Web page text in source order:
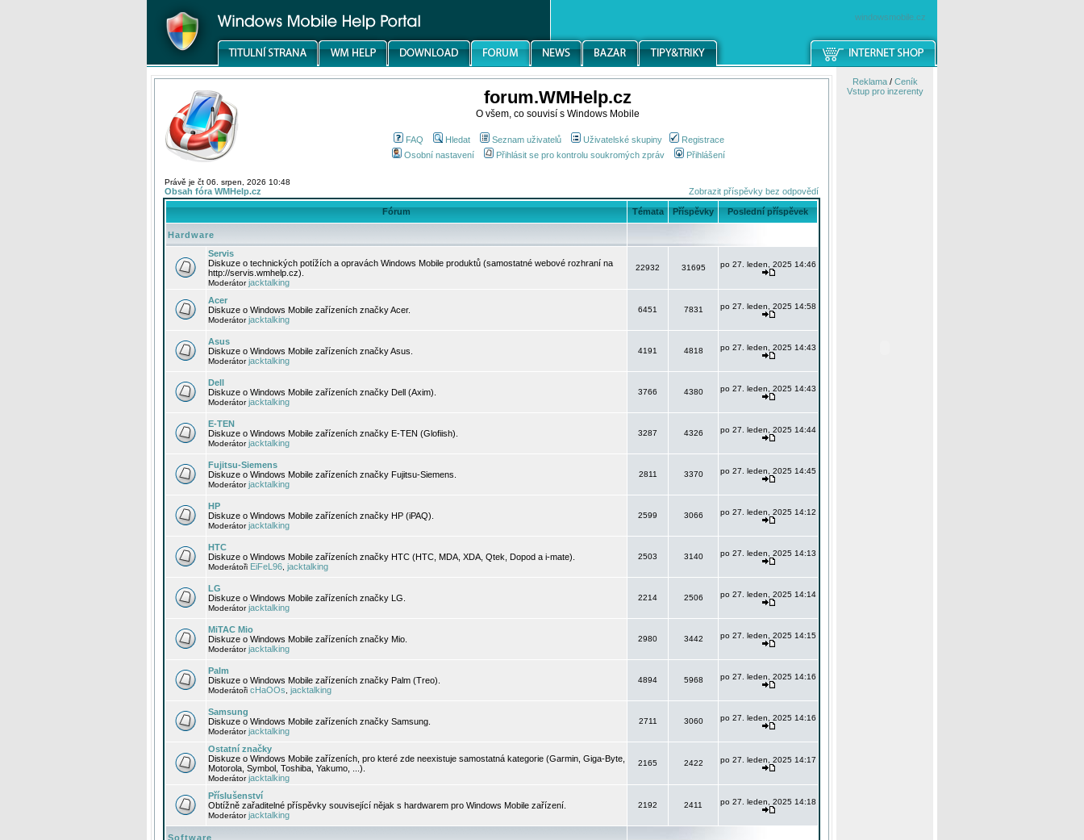
windowsmobile.cz
forum.WMHelp.cz
O všem, co souvisí s Windows Mobile
FAQ Hledat Seznam uživatelů Uživatelské skupiny
Registrace
Osobní nastavení
Přihlásit se pro kontrolu soukromých zpráv Přihlášení
Právě je čt 06. srpen, 2026 10:48
Obsah fóra WMHelp.cz Zobrazit příspěvky bez odpovědí
Fórum Témata Příspěvky Poslední příspěvek
Hardware
Servis
Diskuze o technických potížích a opravách Windows Mobile produktů (samostatné webové rozhraní na
http://servis.wmhelp.cz).
Moderátorjacktalking
22932 31695 po 27. leden, 2025 14:46
Acer
Diskuze o Windows Mobile zařízeních značky Acer.
Moderátorjacktalking
6451 7831 po 27. leden, 2025 14:58
Asus
Diskuze o Windows Mobile zařízeních značky Asus.
Moderátorjacktalking
4191 4818 po 27. leden, 2025 14:43
Dell
Diskuze o Windows Mobile zařízeních značky Dell (Axim).
Moderátorjacktalking
3766 4380 po 27. leden, 2025 14:43
E-TEN
Diskuze o Windows Mobile zařízeních značky E-TEN (Glofiish).
Moderátorjacktalking
3287 4326 po 27. leden, 2025 14:44
Fujitsu-Siemens
Diskuze o Windows Mobile zařízeních značky Fujitsu-Siemens.
Moderátorjacktalking
2811 3370 po 27. leden, 2025 14:45
HP
Diskuze o Windows Mobile zařízeních značky HP (iPAQ).
Moderátorjacktalking
2599 3066 po 27. leden, 2025 14:12
HTC
Diskuze o Windows Mobile zařízeních značky HTC (HTC, MDA, XDA, Qtek, Dopod a i-mate).
Moderátoři EiFeL96 jacktalking
2503 3140 po 27. leden, 2025 14:13
LG
Diskuze o Windows Mobile zařízeních značky LG.
Moderátorjacktalking
2214 2506 po 27. leden, 2025 14:14
MiTAC Mio
Diskuze o Windows Mobile zařízeních značky Mio.
Moderátorjacktalking
2980 3442 po 27. leden, 2025 14:15
Palm
Diskuze o Windows Mobile zařízeních značky Palm (Treo).
Moderátoři cHaOOs jacktalking
4894 5968 po 27. leden, 2025 14:16
Samsung
Diskuze o Windows Mobile zařízeních značky Samsung.
Moderátorjacktalking
2711 3060 po 27. leden, 2025 14:16
Ostatní značky
Diskuze o Windows Mobile zařízeních, pro které zde neexistuje samostatná kategorie (Garmin, Giga-Byte,
Motorola, Symbol, Toshiba, Yakumo, ...).
Moderátorjacktalking
2165 2422 po 27. leden, 2025 14:17
Příslušenství
Obtížně zařaditelné příspěvky související nějak s hardwarem pro Windows Mobile zařízení.
Moderátorjacktalking
2192 2411 po 27. leden, 2025 14:18
Software
Reklama/ Ceník
Vstup pro inzerenty